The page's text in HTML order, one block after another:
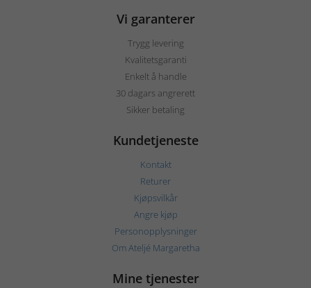
Vi garanterer
Trygg levering
Kvalitetsgaranti
Enkelt å handle
30 dagars angrerett
Sikker betaling
Kundetjeneste
Kontakt
Returer
Kjøpsvilkår
Angre kjøp
Personopplysninger
Om Ateljé Margaretha
Mine tjenester